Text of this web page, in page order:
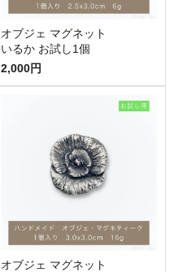
オブジェ マグネット
いるか お試し1個
2,000円
オブジェ マグネット